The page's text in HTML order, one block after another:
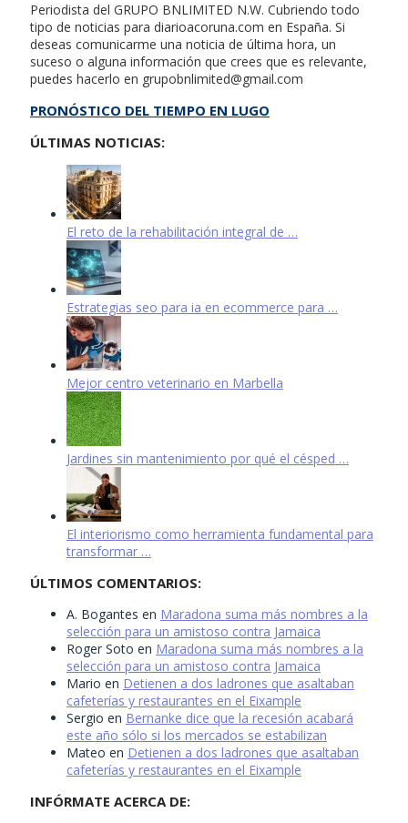
Periodista del GRUPO BNLIMITED N.W. Cubriendo todo
tipo de noticias para diarioacoruna.com en España. Si
deseas comunicarme una noticia de última hora, un
suceso o alguna información que crees que es relevante,
puedes hacerlo en grupobnlimited@gmail.com
PRONÓSTICO DEL TIEMPO EN LUGO
ÚLTIMAS NOTICIAS:
El reto de la rehabilitación integral de …
Estrategias seo para ia en ecommerce para …
Mejor centro veterinario en Marbella
Jardines sin mantenimiento por qué el césped …
El interiorismo como herramienta fundamental para
transformar …
ÚLTIMOS COMENTARIOS:
A. Bogantes en Maradona suma más nombres a la
selección para un amistoso contra Jamaica
Roger Soto en Maradona suma más nombres a la
selección para un amistoso contra Jamaica
Mario en Detienen a dos ladrones que asaltaban
cafeterías y restaurantes en el Eixample
Sergio en Bernanke dice que la recesión acabará
este año sólo si los mercados se estabilizan
Mateo en Detienen a dos ladrones que asaltaban
cafeterías y restaurantes en el Eixample
INFÓRMATE ACERCA DE: